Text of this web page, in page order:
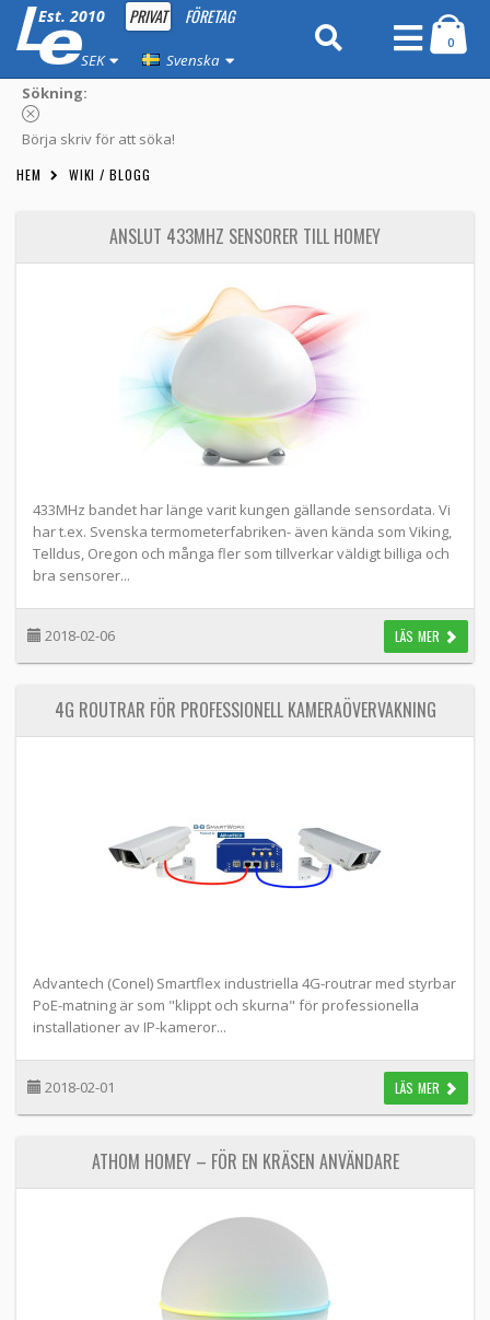
Est. 2010 PRIVAT FÖRETAG
SEK Svenska
0
Sökning:
Börja skriv för att söka!
HEM WIKI / BLOGG
ANSLUT 433MHZ SENSORER TILL HOMEY
433MHz bandet har länge varit kungen gällande sensordata. Vi
har t.ex. Svenska termometerfabriken- även kända som Viking,
Telldus, Oregon och många fler som tillverkar väldigt billiga och
bra sensorer...
2018-02-06 LÄS MER
4G ROUTRAR FÖR PROFESSIONELL KAMERAÖVERVAKNING
Advantech (Conel) Smartflex industriella 4G-routrar med styrbar
PoE-matning är som "klippt och skurna" för professionella
installationer av IP-kameror...
2018-02-01 LÄS MER
ATHOM HOMEY – FÖR EN KRÄSEN ANVÄNDARE